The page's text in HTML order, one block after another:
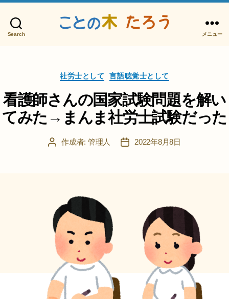
Search
木
ろ
う
メニュー
カ
テ
ゴ
リ
ー
社労士として 言語聴覚士として
看護師さんの国家試験問題を解い
てみた→まんま社労士試験だった
投 作成者: 管理人
投
2022年8月8日